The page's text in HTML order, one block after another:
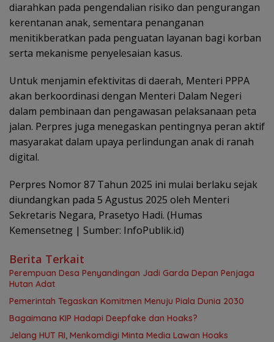
diarahkan pada pengendalian risiko dan pengurangan
kerentanan anak, sementara penanganan
menitikberatkan pada penguatan layanan bagi korban
serta mekanisme penyelesaian kasus.
Untuk menjamin efektivitas di daerah, Menteri PPPA
akan berkoordinasi dengan Menteri Dalam Negeri
dalam pembinaan dan pengawasan pelaksanaan peta
jalan. Perpres juga menegaskan pentingnya peran aktif
masyarakat dalam upaya perlindungan anak di ranah
digital.
Perpres Nomor 87 Tahun 2025 ini mulai berlaku sejak
diundangkan pada 5 Agustus 2025 oleh Menteri
Sekretaris Negara, Prasetyo Hadi. ‎(Humas
Kemensetneg | Sumber: InfoPublik.id)
Berita Terkait
Perempuan Desa Penyandingan Jadi Garda Depan Penjaga
Hutan Adat
Pemerintah Tegaskan Komitmen Menuju Piala Dunia 2030
Bagaimana KIP Hadapi Deepfake dan Hoaks?
Jelang HUT RI, Menkomdigi Minta Media Lawan Hoaks